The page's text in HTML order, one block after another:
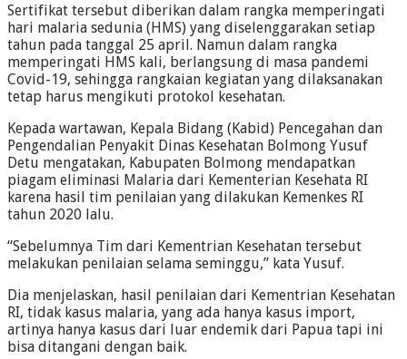
Sertifikat tersebut diberikan dalam rangka memperingati
hari malaria sedunia (HMS) yang diselenggarakan setiap
tahun pada tanggal 25 april. Namun dalam rangka
memperingati HMS kali, berlangsung di masa pandemi
Covid-19, sehingga rangkaian kegiatan yang dilaksanakan
tetap harus mengikuti protokol kesehatan.
Kepada wartawan, Kepala Bidang (Kabid) Pencegahan dan
Pengendalian Penyakit Dinas Kesehatan Bolmong Yusuf
Detu mengatakan, Kabupaten Bolmong mendapatkan
piagam eliminasi Malaria dari Kementerian Kesehata RI
karena hasil tim penilaian yang dilakukan Kemenkes RI
tahun 2020 lalu.
“Sebelumnya Tim dari Kementrian Kesehatan tersebut
melakukan penilaian selama seminggu,” kata Yusuf.
Dia menjelaskan, hasil penilaian dari Kementrian Kesehatan
RI, tidak kasus malaria, yang ada hanya kasus import,
artinya hanya kasus dari luar endemik dari Papua tapi ini
bisa ditangani dengan baik.